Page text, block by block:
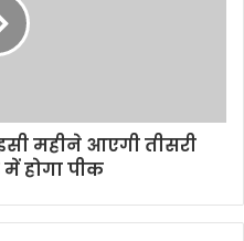
महीने आएगी तीसरी
होगा पीक